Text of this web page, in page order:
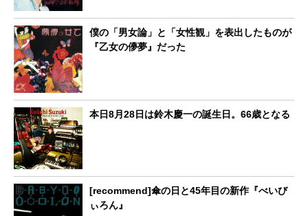
僕の「男女論」と「女性観」を表出したものが
『乙女の儚夢』だった
本日8月28日は鈴木慶一の誕生日。66歳となる
[recommend]傘の日と45年目の新作『べいび
ぃろん』